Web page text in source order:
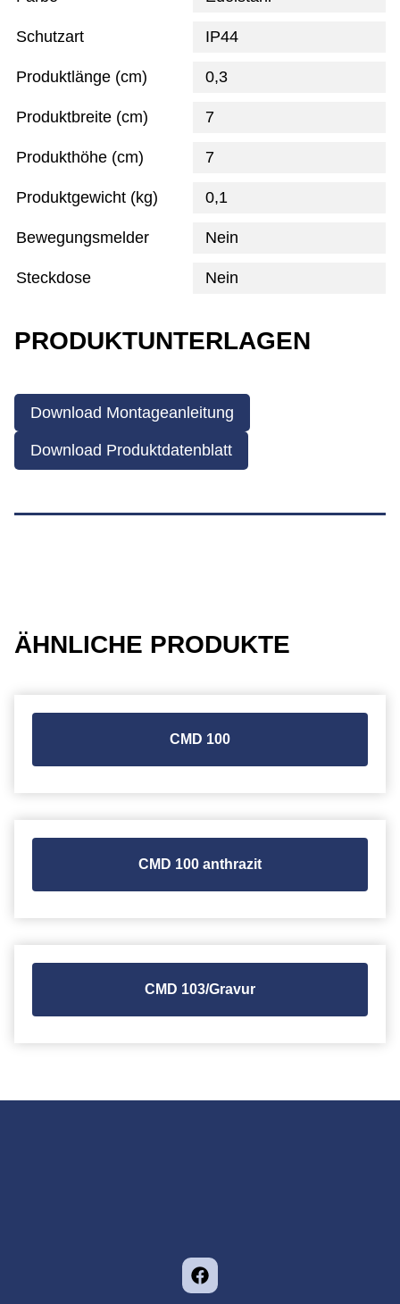
Schutzart IP44
Produktlänge (cm) 0,3
Produktbreite (cm) 7
Produkthöhe (cm) 7
Produktgewicht (kg) 0,1
Bewegungsmelder Nein
Steckdose Nein
PRODUKTUNTERLAGEN
Download Montageanleitung
Download Produktdatenblatt
ÄHNLICHE PRODUKTE
CMD 100
CMD 100 anthrazit
CMD 103/Gravur